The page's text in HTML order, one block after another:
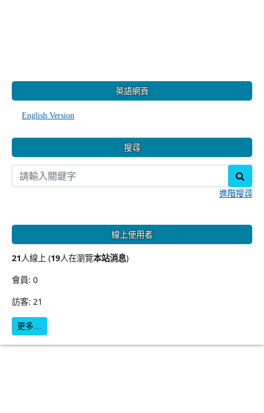
英語網頁
English Version
搜尋
進階搜尋
線上使用者
21人線上 (19人在瀏覽本站消息)
會員: 0
訪客: 21
更多…